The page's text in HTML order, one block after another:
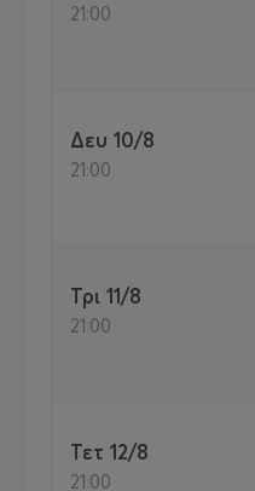
21:00
Δευ 10/8
21:00
Τρι 11/8
21:00
Τετ 12/8
21:00